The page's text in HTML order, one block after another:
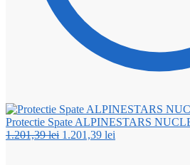
Protectie Spate ALPINESTARS
1.201,39lei Prețul
1.201,39 lei